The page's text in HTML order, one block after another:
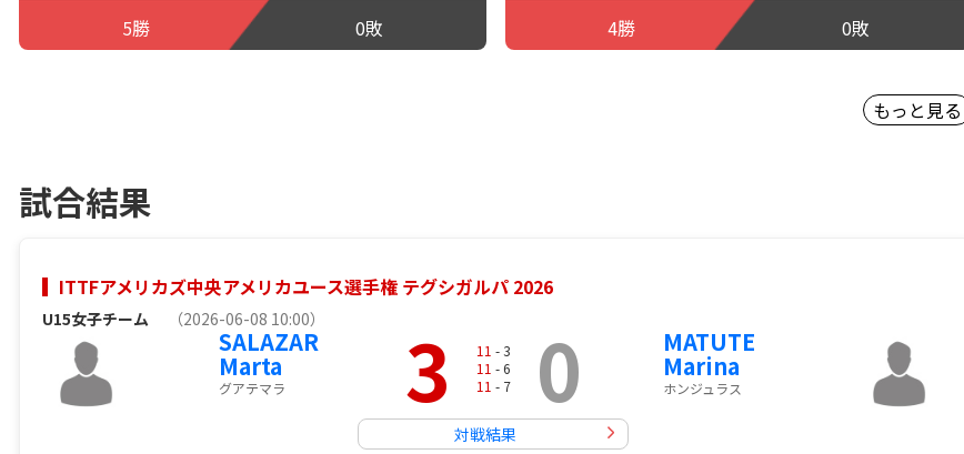
5勝
0敗
4勝
0敗
もっと見る
試合結果
ITTFアメリカズ中央アメリカユース選手権 テグシガルパ 2026
U15女子チーム （2026-06-08 10:00）
SALAZAR
Marta
グアテマラ 3 11 - 3
11 - 6
11 - 7 0
対戦結果
MATUTE
Marina
ホンジュラス